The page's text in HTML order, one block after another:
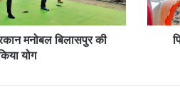
मनोबल बिलासपुर की
योग